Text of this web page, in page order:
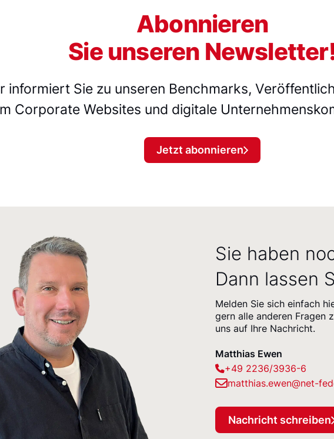
Abonnieren
Sie unseren
informiert Sie zu unseren Benchmarks,
Corporate Websites und digitale
Jetzt abonnieren
Sie haben
Dann lassen
Melden Sie sich einfach
gern alle anderen Fragen
uns auf Ihre Nachricht.
Matthias Ewen
+49 2236/3936-6
matthias.ewen@net-
Nachricht schreiben